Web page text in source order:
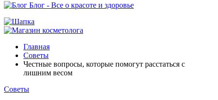
Блог - Все о красоте и здоровье
Главная
Советы
Честные вопросы, которые помогут расстаться с
лишним весом
Советы